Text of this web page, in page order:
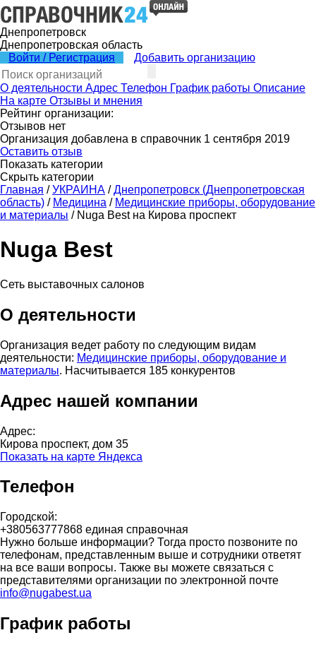
Днепропетровск
Днепропетровская область
Войти / Регистрация
Добавить организацию
О деятельности Адрес Телефон График работы Описание
На карте Отзывы и мнения
Рейтинг организации:
Отзывов нет
Организация добавлена в справочник 1 сентября 2019
Оставить отзыв
Показать категории
Скрыть категории
Главная / УКРАИНА / Днепропетровск (Днепропетровская
область) / Медицина / Медицинские приборы, оборудование
и материалы / Nuga Best на Кирова проспект
Nuga Best
Сеть выставочных салонов
О деятельности
Организация ведет работу по следующим видам
деятельности: Медицинские приборы, оборудование и
материалы. Насчитывается 185 конкурентов
Адрес нашей компании
Адрес:
Кирова проспект, дом 35
Показать на карте Яндекса
Телефон
Городской:
+380563777868 единая справочная
Нужно больше информации? Тогда просто позвоните по
телефонам, представленным выше и сотрудники ответят
на все ваши вопросы. Также вы можете связаться с
представителями организации по электронной почте
info@nugabest.ua
График работы